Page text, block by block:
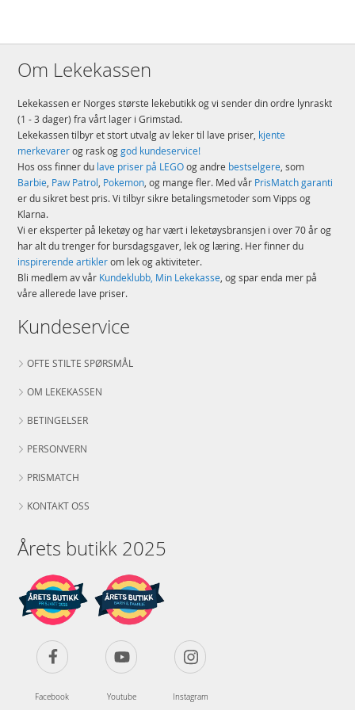
Om Lekekassen
Lekekassen er Norges største lekebutikk og vi sender din ordre lynraskt
(1 - 3 dager) fra vårt lager i Grimstad.
Lekekassen tilbyr et stort utvalg av leker til lave priser, kjente
merkevarerog rask oggod kundeservice!
Hos oss finner du lave priser på LEGOog andre bestselgere, som
Barbie, Paw Patrol, Pokemon, og mange fler. Med vår PrisMatch garanti
er du sikret best pris. Vi tilbyr sikre betalingsmetoder som Vipps og
Klarna.
Vi er eksperter på leketøy og har vært i leketøysbransjen i over 70 år og
har alt du trenger for bursdagsgaver, lek og læring. Her finner du
inspirerende artiklerom lek og aktiviteter.
Bli medlem av vår Kundeklubb, Min Lekekasse, og spar enda mer på
våre allerede lave priser.
Kundeservice
OFTE STILTE SPØRSMÅL
OM LEKEKASSEN
BETINGELSER
PERSONVERN
PRISMATCH
KONTAKT OSS
Årets butikk 2025
Facebook Youtube Instagram